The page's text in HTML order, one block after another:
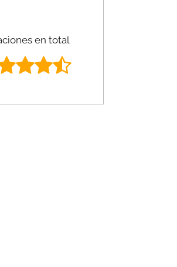
en total